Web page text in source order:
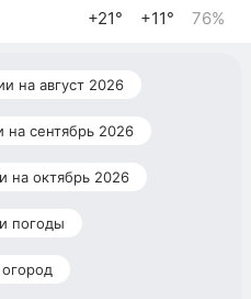
+21° +11° 76%
на август 2026
на сентябрь 2026
на октябрь 2026
погоды